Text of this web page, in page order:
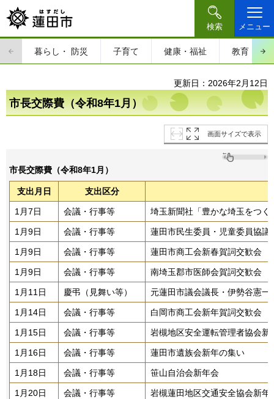
検索 メニュー
暮らし・ 防災 子育て 健康・福祉 教育・文
更新日：2026年2月12日
市長交際費（令和8年1月）
画面サイズで表示
市長交際費（令和8年1月）
支出月日 支出区分
1月7日 会議・行事等 埼玉新聞社「豊かな埼玉をつ
1月9日 会議・行事等 蓮田市民生委員・児童委員協議
1月9日 会議・行事等 蓮田市商工会新春賀詞交歓会
1月9日 会議・行事等 南埼玉郡市医師会賀詞交歓会
1月11日 慶弔（見舞い等） 元蓮田市議会議長・伊勢谷憲一
1月14日 会議・行事等 白岡市商工会新年賀詞交歓会
1月15日 会議・行事等 岩槻地区安全運転管理者協会新
1月16日 会議・行事等 蓮田市遺族会新年の集い
1月18日 会議・行事等 笹山自治会新年会
1月20日 会議・行事等 岩槻蓮田地区交通安全協会新年